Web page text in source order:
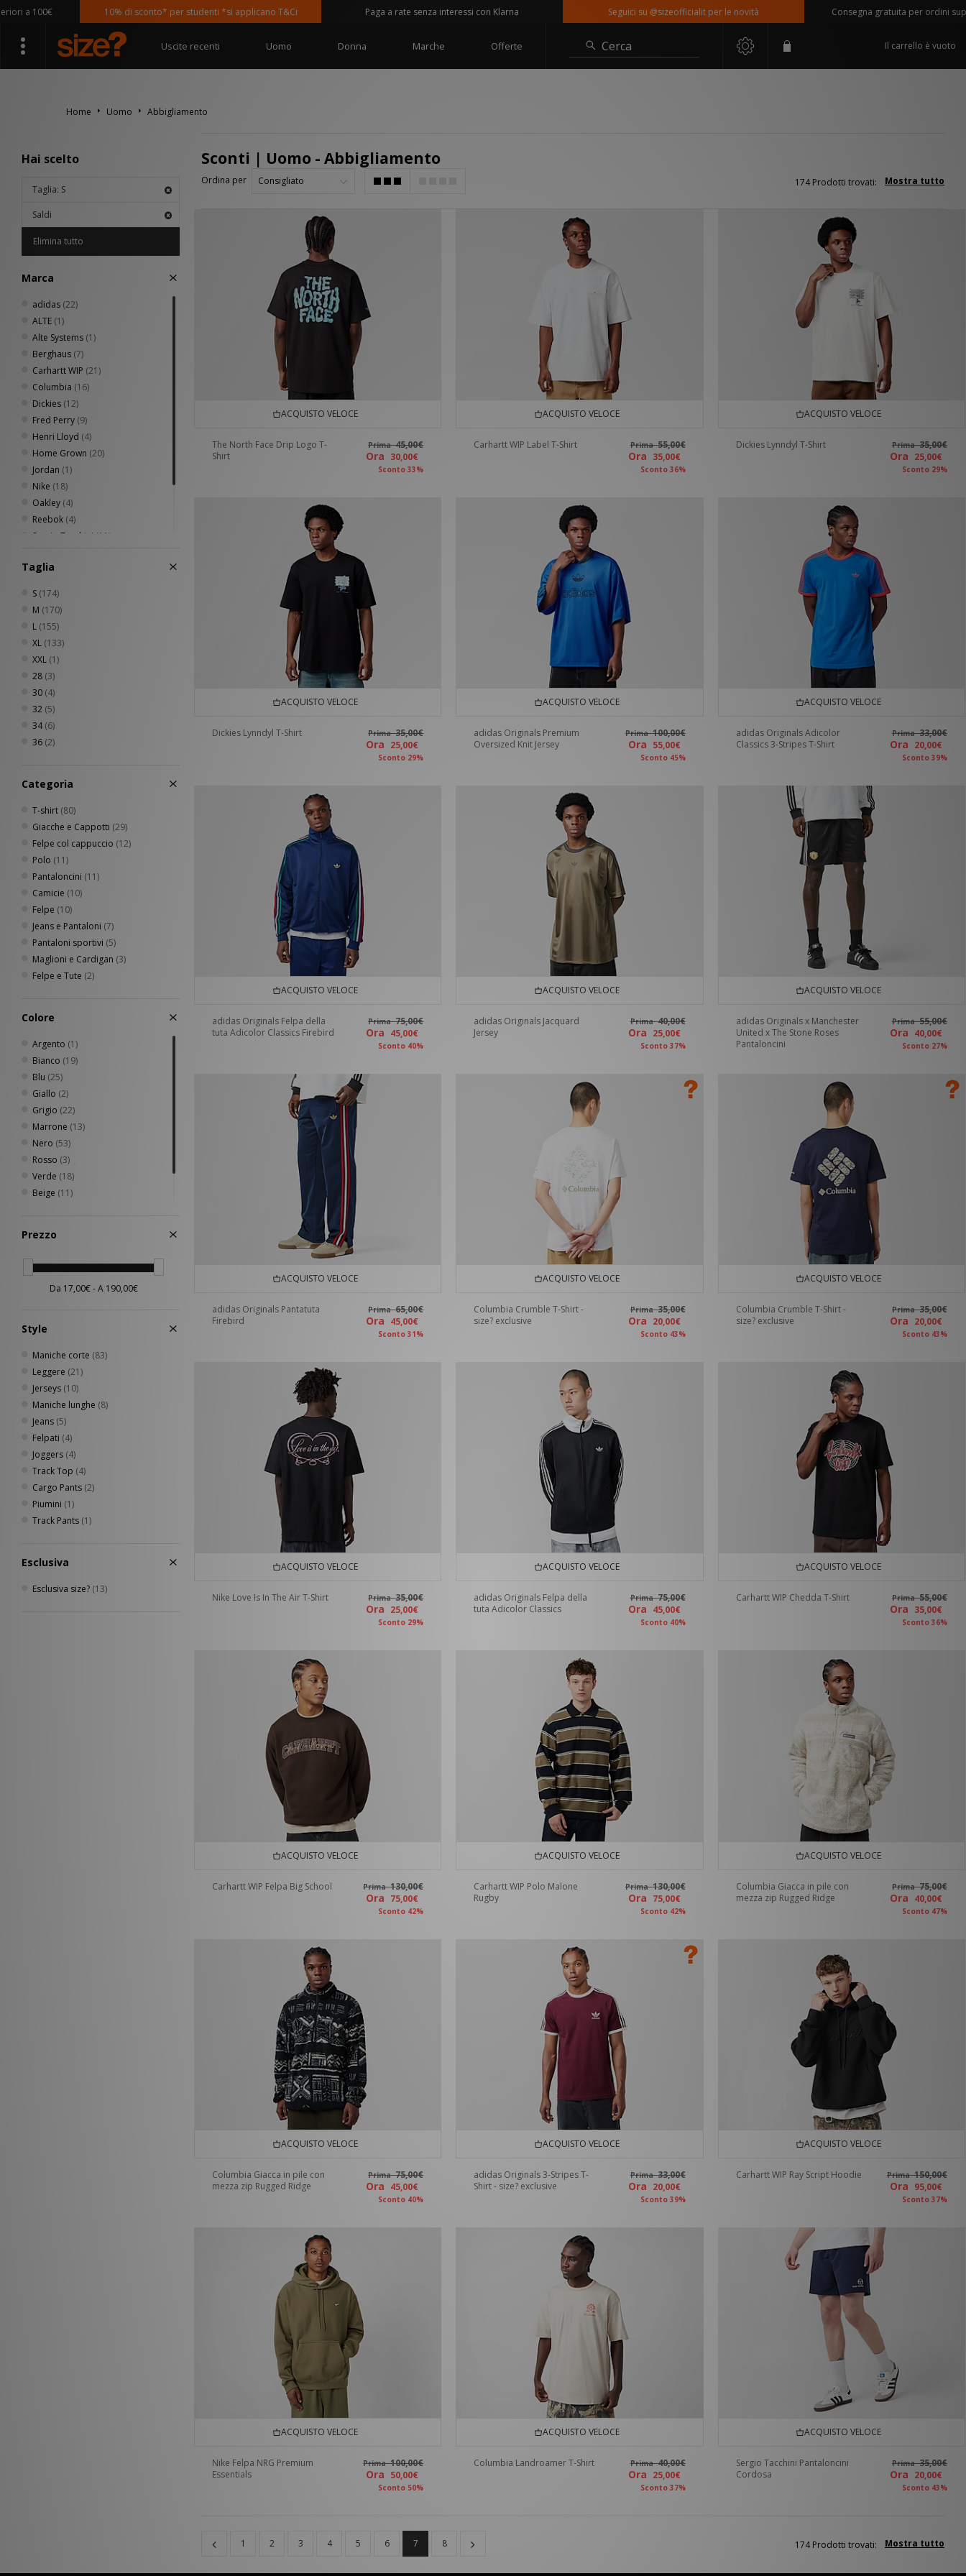
10% di sconto* per studenti *si applicano T&Ci Paga a rate senza interessi con Klarna Seguici su @sizeofficialit per le novità Consegna gratuita per ordini superiori a
Uscite recenti Uomo Donna Marche Offerte Cerca Il carrello è vuoto
Home Uomo Abbigliamento
Hai scelto
Taglia: S
Saldi
Elimina tutto
Marca
adidas (22)
ALTE (1)
Alte Systems (1)
Berghaus (7)
Carhartt WIP (21)
Columbia (16)
Dickies (12)
Fred Perry (9)
Henri Lloyd (4)
Home Grown (20)
Jordan (1)
Nike (18)
Oakley (4)
Reebok (4)
Sergio Tacchini (11)
Timberland
Taglia
S (174)
M (170)
L (155)
XL (133)
XXL (1)
28 (3)
30 (4)
32 (5)
34(6)
36 (2)
Categoria
T-shirt (80)
Giacche e Cappotti (29)
Felpe col cappuccio (12)
Polo (11)
Pantaloncini (11)
Camicie (10)
Felpe (10)
Jeans e Pantaloni (7)
Pantaloni sportivi (5)
Maglioni e Cardigan (3)
Felpe e Tute (2)
Colore
Argento (1)
Bianco (19)
Blu (25)
Giallo (2)
Grigio (22)
Marrone (13)
Nero (53)
Rosso (3)
Verde (18)
Beige (11)
Prezzo
Style
Maniche corte (83)
Leggere (21)
Jerseys (10)
Maniche lunghe (8)
Jeans (5)
Felpati (4)
Joggers (4)
Track Top (4)
Cargo Pants (2)
Piumini (1)
Track Pants (1)
Esclusiva
Esclusiva size? (13)
Sconti | Uomo - Abbigliamento
Ordina per Mostra tutto
174 Prodotti trovati:
ACQUISTO VELOCE
The North Face Drip Logo T-
Shirt
Prima45,00€
Ora 30,00€
Sconto 33%
ACQUISTO VELOCE
Carhartt WIP Label T-Shirt Prima55,00€
Ora 35,00€
Sconto 36%
ACQUISTO VELOCE
Dickies Lynndyl T-Shirt Prima35,00€
Ora 25,00€
Sconto 29%
ACQUISTO VELOCE
Dickies Lynndyl T-Shirt Prima35,00€
Ora 25,00€
Sconto 29%
ACQUISTO VELOCE
adidas Originals Premium
Oversized Knit Jersey
Prima100,00€
Ora 55,00€
Sconto 45%
ACQUISTO VELOCE
adidas Originals Adicolor
Classics 3-Stripes T-Shirt
Prima33,00€
Ora 20,00€
Sconto 39%
ACQUISTO VELOCE
adidas Originals Felpa della
tuta Adicolor Classics Firebird
Prima75,00€
Ora 45,00€
Sconto 40%
ACQUISTO VELOCE
adidas Originals Jacquard
Jersey
Prima40,00€
Ora 25,00€
Sconto 37%
ACQUISTO VELOCE
adidas Originals x Manchester
United x The Stone Roses
Pantaloncini
Prima55,00€
Ora 40,00€
Sconto 27%
ACQUISTO VELOCE
adidas Originals Pantatuta
Firebird
Prima65,00€
Ora 45,00€
Sconto 31%
ACQUISTO VELOCE
Columbia Crumble T-Shirt -
size? exclusive
Prima35,00€
Ora 20,00€
Sconto 43%
ACQUISTO VELOCE
Columbia Crumble T-Shirt -
size? exclusive
Prima35,00€
Ora 20,00€
Sconto 43%
ACQUISTO VELOCE
Nike Love Is In The Air T-Shirt Prima35,00€
Ora 25,00€
Sconto 29%
ACQUISTO VELOCE
adidas Originals Felpa della
tuta Adicolor Classics
Prima75,00€
Ora 45,00€
Sconto 40%
ACQUISTO VELOCE
Carhartt WIP Chedda T-Shirt Prima55,00€
Ora 35,00€
Sconto 36%
ACQUISTO VELOCE
Carhartt WIP Felpa Big School Prima130,00€
Ora 75,00€
Sconto 42%
ACQUISTO VELOCE
Carhartt WIP Polo Malone
Rugby
Prima130,00€
Ora 75,00€
Sconto 42%
ACQUISTO VELOCE
Columbia Giacca in pile con
mezza zip Rugged Ridge
Prima75,00€
Ora 40,00€
Sconto 47%
ACQUISTO VELOCE
Columbia Giacca in pile con
mezza zip Rugged Ridge
Prima75,00€
Ora 45,00€
Sconto 40%
ACQUISTO VELOCE
adidas Originals 3-Stripes T-
Shirt - size? exclusive
Prima33,00€
Ora 20,00€
Sconto 39%
ACQUISTO VELOCE
Carhartt WIP Ray Script Hoodie Prima150,00€
Ora 95,00€
Sconto 37%
ACQUISTO VELOCE
Nike Felpa NRG Premium
Essentials
Prima100,00€
Ora 50,00€
Sconto 50%
ACQUISTO VELOCE
Columbia Landroamer T-Shirt Prima40,00€
Ora 25,00€
Sconto 37%
ACQUISTO VELOCE
Sergio Tacchini Pantaloncini
Cordosa
Prima35,00€
Ora 20,00€
Sconto 43%
1 2 3 4 5 6 7 8 Mostra tutto
174 Prodotti trovati: